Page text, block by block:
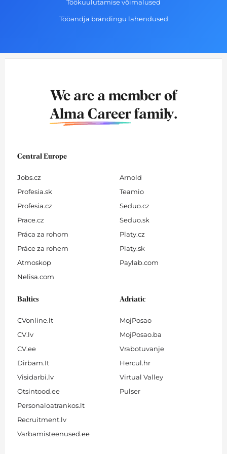
Töökuulutamise võimalused
Tööandja brändingu lahendused
We are a member of
Alma Career family.
Central Europe
Jobs.cz
Profesia.sk
Profesia.cz
Prace.cz
Práca za rohom
Práce za rohem
Atmoskop
Nelisa.com
Arnold
Teamio
Seduo.cz
Seduo.sk
Platy.cz
Platy.sk
Paylab.com
Baltics
CVonline.lt
CV.lv
CV.ee
Dirbam.It
Visidarbi.lv
Otsintood.ee
Personaloatrankos.lt
Recruitment.lv
Varbamisteenused.ee
Adriatic
MojPosao
MojPosao.ba
Vrabotuvanje
Hercul.hr
Virtual Valley
Pulser